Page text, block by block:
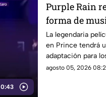
0:43
Purple Rain
forma de
historia de
llegará
La legendaria
en Prince tendrá
adaptación para
con un enfoque
agosto 05, 2026